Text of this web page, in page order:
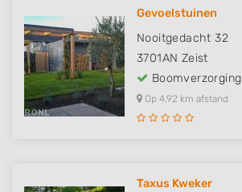
Gevoelstuinen
Nooitgedacht 32
3701AN Zeist
Boomverzorging
Op 4,92 km afstand
Taxus Kweker